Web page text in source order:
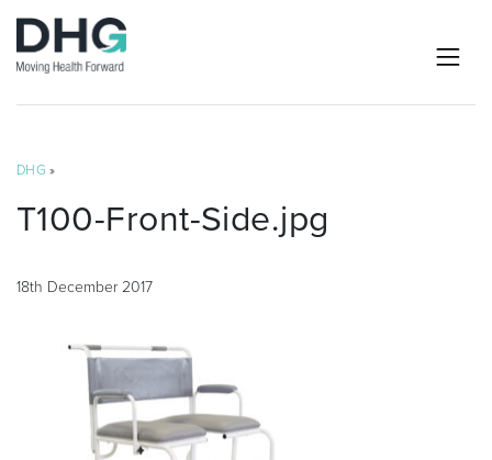
DHG »
T100-Front-Side.jpg
18th December 2017